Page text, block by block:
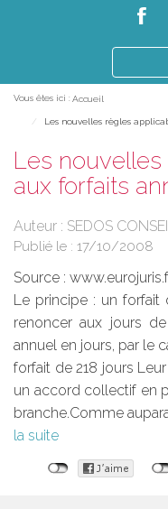
le
Vous êtes ici : Accueil
Les nouvelles règles
Les
aux forfaits
Auteur : SEDOS
Publié le : 17/10/2008
Source :
Le principe : un forfait
renoncer aux jours
annuel en jours, par le
forfait de 218 jours
un accord collectif en
branche.Comme
la suite